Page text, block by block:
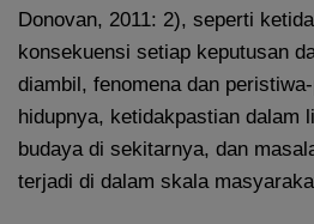
Donovan, 2011: 2), seperti
konsekuensi setiap keputusan
diambil, fenomena dan
hidupnya, ketidakpastian dalam
budaya di sekitarnya, dan
terjadi di dalam skala